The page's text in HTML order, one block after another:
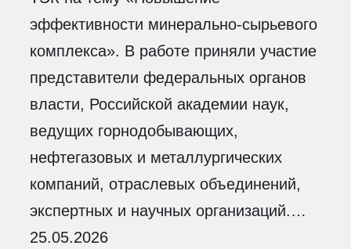
эффективности минерально-сырьевого
комплекса». В работе приняли участие
представители федеральных органов
власти, Российской академии наук,
ведущих горнодобывающих,
нефтегазовых и металлургических
компаний, отраслевых объединений,
экспертных и научных организаций.…
25.05.2026